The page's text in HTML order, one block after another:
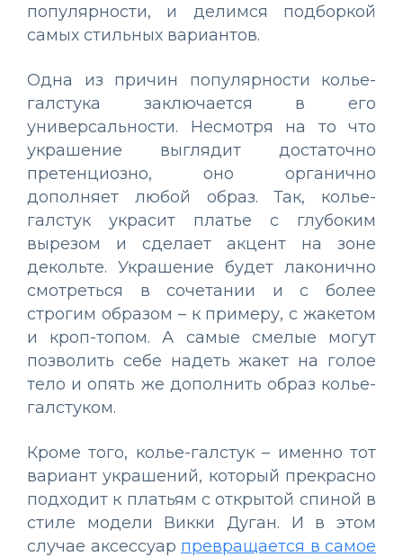
популярности, и делимся подборкой
самых стильных вариантов.
Одна из причин популярности колье-
галстука заключается в его
универсальности. Несмотря на то что
украшение выглядит достаточно
претенциозно, оно органично
дополняет любой образ. Так, колье-
галстук украсит платье с глубоким
вырезом и сделает акцент на зоне
декольте. Украшение будет лаконично
смотреться в сочетании и с более
строгим образом – к примеру, с жакетом
и кроп-топом. А самые смелые могут
позволить себе надеть жакет на голое
тело и опять же дополнить образ колье-
галстуком.
Кроме того, колье-галстук – именно тот
вариант украшений, который прекрасно
подходит к платьям с открытой спиной в
стиле модели Викки Дуган. И в этом
случае аксессуар превращается в самое